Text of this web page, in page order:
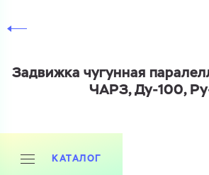
Задвижка чугунная
ЧАРЗ, Ду-100,
КАТАЛОГ